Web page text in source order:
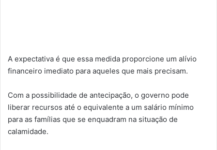
A expectativa é que essa medida proporcione um alívio
financeiro imediato para aqueles que mais precisam.
Com a possibilidade de antecipação, o governo pode
liberar recursos até o equivalente a um salário mínimo
para as famílias que se enquadram na situação de
calamidade.